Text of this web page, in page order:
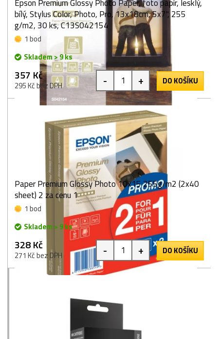
Epson Premium Glossy Photo Paper, foto papír, lesklý,
bílý, Stylus Color, Photo, Pro, 13x18cm, 5x7", 255
g/m2, 30 ks, C13S042154
1 bod
Skladem > 9 ks
357 Kč
295 Kč bez DPH - + DO KOŠÍKU
Paper Premium Glossy Photo 10x15 255g/m2 (2x40
sheet) 2 za cenu 1
1 bod
Skladem > 9 ks
328 Kč
271 Kč bez DPH - + DO KOŠÍKU